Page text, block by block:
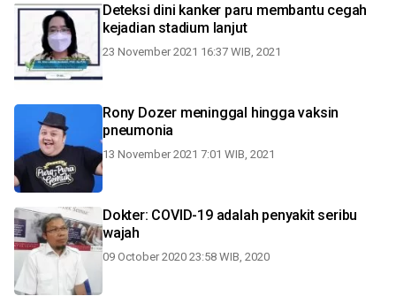
Deteksi dini kanker paru membantu cegah
kejadian stadium lanjut
23 November 2021 16:37 WIB, 2021
Rony Dozer meninggal hingga vaksin
pneumonia
13 November 2021 7:01 WIB, 2021
Dokter: COVID-19 adalah penyakit seribu
wajah
09 October 2020 23:58 WIB, 2020